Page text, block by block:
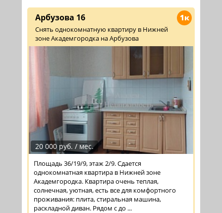
1к
Арбузова 16
Снять однокомнатную квартиру в Нижней
зоне Академгородка на Арбузова
20 000 руб. / мес.
Площадь 36/19/9, этаж 2/9. Сдается
однокомнатная квартира в Нижней зоне
Академгородка. Квартира очень теплая,
солнечная, уютная, есть все для комфортного
проживания: плита, стиральная машина,
раскладной диван. Рядом с до ...